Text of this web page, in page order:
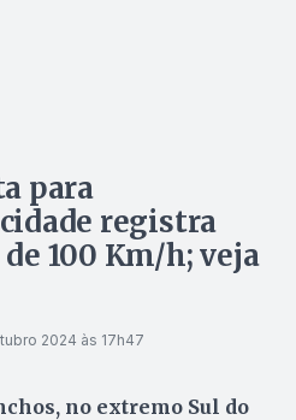
para
registra
100 Km/h; veja
2024 às 17h47
no extremo Sul do